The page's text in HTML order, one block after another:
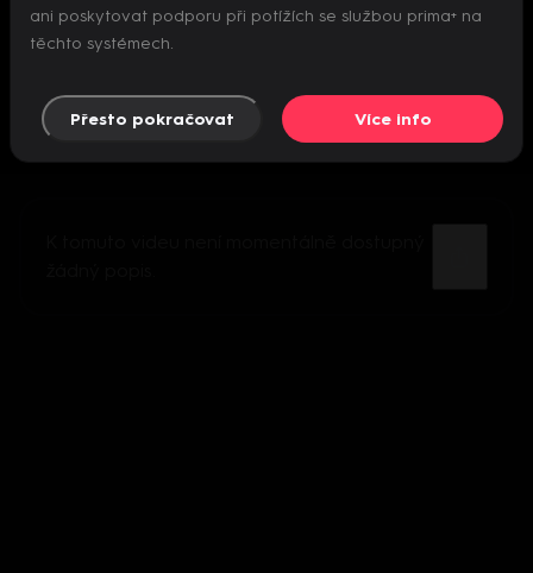
Nepodařilo se inicializovat přehrávač
ani poskytovat podporu při potížích se službou prima+ na
těchto systémech.
Přesto pokračovat Více info